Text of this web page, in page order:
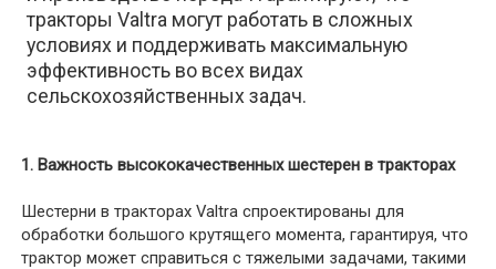
тракторы Valtra могут работать в сложных
условиях и поддерживать максимальную
эффективность во всех видах
сельскохозяйственных задач.
1. Важность высококачественных шестерен в тракторах
Шестерни в тракторах Valtra спроектированы для
обработки большого крутящего момента, гарантируя, что
трактор может справиться с тяжелыми задачами, такими